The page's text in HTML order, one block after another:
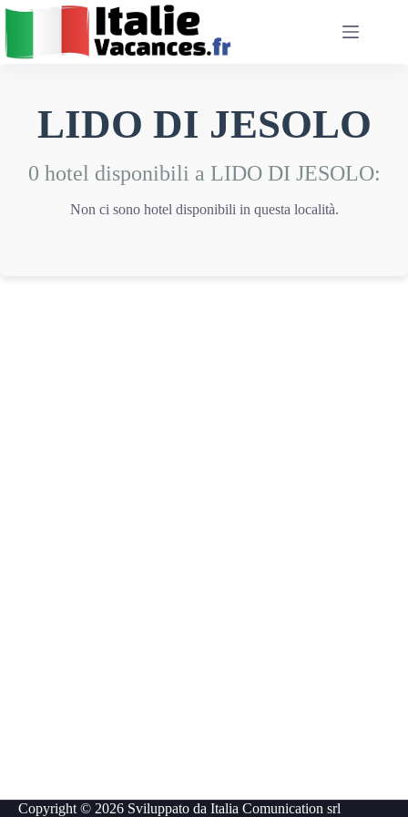
Salta
contenuto
LIDO DI JESOLO
0 hotel disponibili a LIDO DI JESOLO:
Non ci sono hotel disponibili in questa località.
Copyright © 2026 Sviluppato daItalia Comunication srl